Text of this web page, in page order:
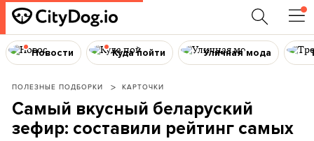
Новости Куда пойти Уличная мода
ПОЛЕЗНЫЕ ПОДБОРКИ КАРТОЧКИ
Самый вкусный беларуский
зефир: составили рейтинг самых